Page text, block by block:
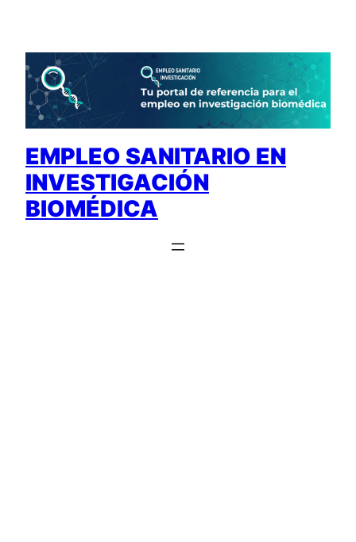
contenido
EMPLEO SANITARIO EN
INVESTIGACIÓN
BIOMÉDICA